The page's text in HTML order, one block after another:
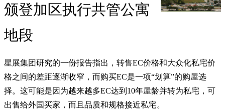
颁登加区执行共管公寓
地段
星展集团研究的一份报告指出，转售EC价格和大众化私宅价
格之间的差距逐渐收窄，而购买EC是一项“划算”的购屋选
择。这可能是因为越来越多EC达到10年屋龄并转为私宅，可
出售给外国买家，而且品质和规格接近私宅。